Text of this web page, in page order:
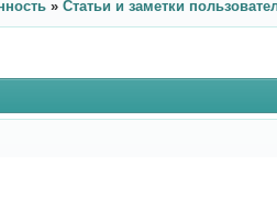
» Статьи и заметки